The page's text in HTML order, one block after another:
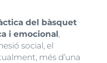
del bàsquet
i emocional,
social, el
més d’una